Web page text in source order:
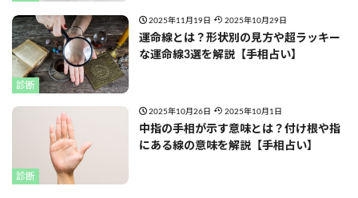
診断
2025年11月19日 2025年10月29日
運命線とは？形状別の見方や超ラッキー
な運命線3選を解説【手相占い】
診断
2025年10月26日 2025年10月1日
中指の手相が示す意味とは？付け根や指
にある線の意味を解説【手相占い】